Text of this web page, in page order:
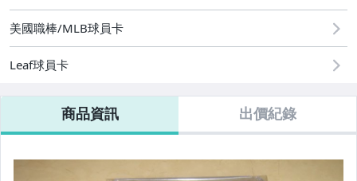
美國職棒/MLB球員卡
Leaf球員卡
商品資訊 出價紀錄